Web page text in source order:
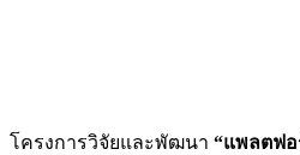
โครงการวิจัยและพัฒนา “แพลตฟอ